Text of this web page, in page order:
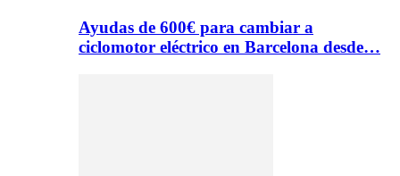
Ayudas de 600€ para cambiar a
ciclomotor eléctrico en Barcelona desde…